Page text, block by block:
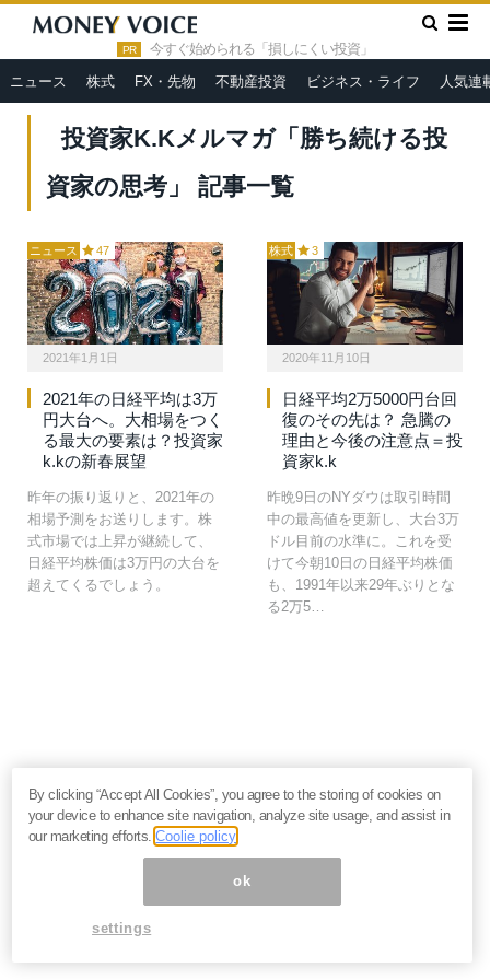
PR 今すぐ始められる「損しにくい投資」
ニュース 株式 FX・先物 不動産投資 ビジネス・ライフ 人気連
HOME » 投資家k.kメルマガ「勝ち続ける投資家の思考」
投資家K.Kメルマガ「勝ち続ける投
資家の思考」 記事一覧
ニュース 47
2021年1月1日
2021年の日経平均は3万
円大台へ。大相場をつく
る最大の要素は？投資家
k.kの新春展望
昨年の振り返りと、2021年の
相場予測をお送りします。株
式市場では上昇が継続して、
日経平均株価は3万円の大台を
超えてくるでしょう。
株式 3
2020年11月10日
日経平均2万5000円台回
復のその先は？ 急騰の
理由と今後の注意点＝投
資家k.k
昨晩9日のNYダウは取引時間
中の最高値を更新し、大台3万
ドル目前の水準に。これを受
けて今朝10日の日経平均株価
も、1991年以来29年ぶりとな
る2万5…
いま読まれてます
株価乱高下「アドバンテスト」は買いか？AI特需の行方
と投資リスクを解説＝江口裕臣
株価下落「三菱重工」今が買い？長期投資家が見るべ
き“防衛だけじゃない”強さと投資リスク＝栫井駿介
優待新設「大黒屋HD」は買いか？仕手株説をどう見る
By clicking “Accept All Cookies”, you agree to the storing of cookies on
your device to enhance site navigation, analyze site usage, and assist in
our marketing efforts.Coolie policy
ok
settings